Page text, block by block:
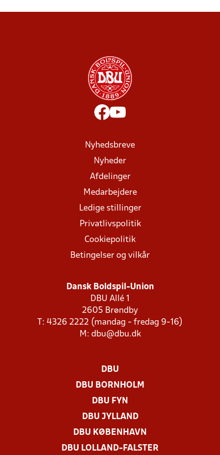
Nyhedsbreve
Nyheder
Afdelinger
Medarbejdere
Ledige stillinger
Privatlivspolitik
Cookiepolitik
Betingelser og vilkår
Dansk Boldspil-Union
DBU Allé 1
2605 Brøndby
T: 4326 2222 (mandag - fredag 9-16)
M: dbu@dbu.dk
DBU
DBU BORNHOLM
DBU FYN
DBU JYLLAND
DBU KØBENHAVN
DBU LOLLAND-FALSTER